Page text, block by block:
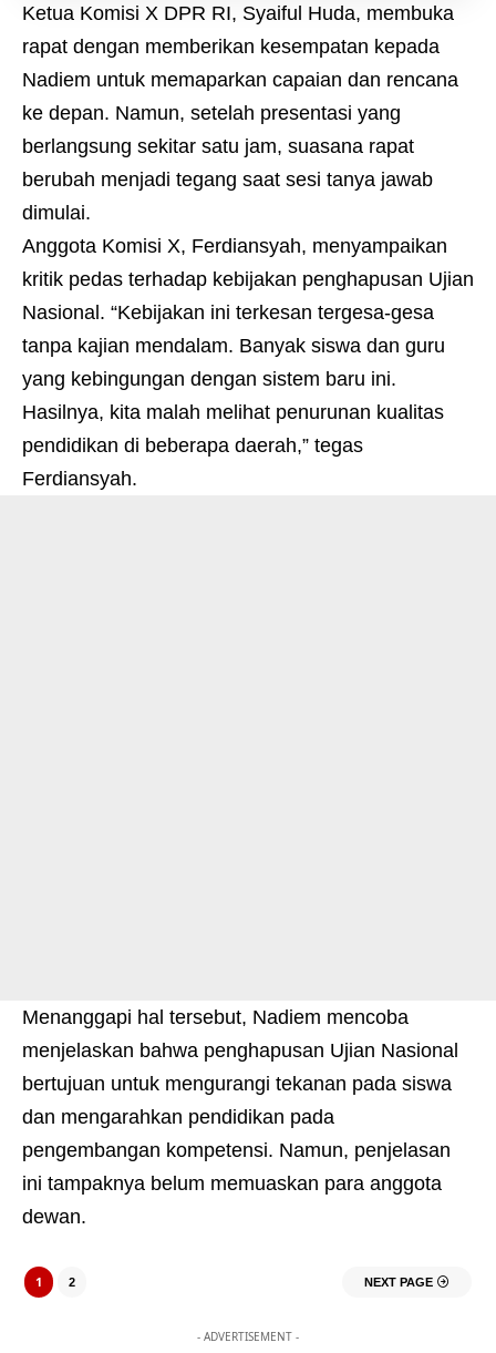
Ketua Komisi X DPR RI, Syaiful Huda, membuka
rapat dengan memberikan kesempatan kepada
Nadiem untuk memaparkan capaian dan rencana
ke depan. Namun, setelah presentasi yang
berlangsung sekitar satu jam, suasana rapat
berubah menjadi tegang saat sesi tanya jawab
dimulai.
Anggota Komisi X, Ferdiansyah, menyampaikan
kritik pedas terhadap kebijakan penghapusan Ujian
Nasional. “Kebijakan ini terkesan tergesa-gesa
tanpa kajian mendalam. Banyak siswa dan guru
yang kebingungan dengan sistem baru ini.
Hasilnya, kita malah melihat penurunan kualitas
pendidikan di beberapa daerah,” tegas
Ferdiansyah.
Menanggapi hal tersebut, Nadiem mencoba
menjelaskan bahwa penghapusan Ujian Nasional
bertujuan untuk mengurangi tekanan pada siswa
dan mengarahkan pendidikan pada
pengembangan kompetensi. Namun, penjelasan
ini tampaknya belum memuaskan para anggota
dewan.
1 2 NEXT PAGE
- ADVERTISEMENT -